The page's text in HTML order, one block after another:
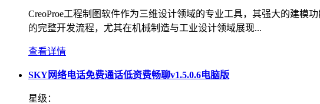
CreoProe工程制图软件作为三维设计领域的专业工具，其强大的建
的完整开发流程，尤其在机械制造与工业设计领域展现...
查看详情
SKY网络电话免费通话低资费畅聊v1.5.0.6电脑版
星级：